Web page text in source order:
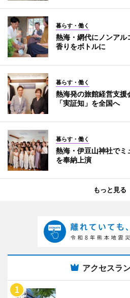
暮らす・働く
熱海・網代にノンア
香りをボトルに
暮らす・働く
熱海発の旅館経営支
「実証知」を全国へ
暮らす・働く
熱海・伊豆山神社で
を奉納上演
もっと見る
アクセスラ